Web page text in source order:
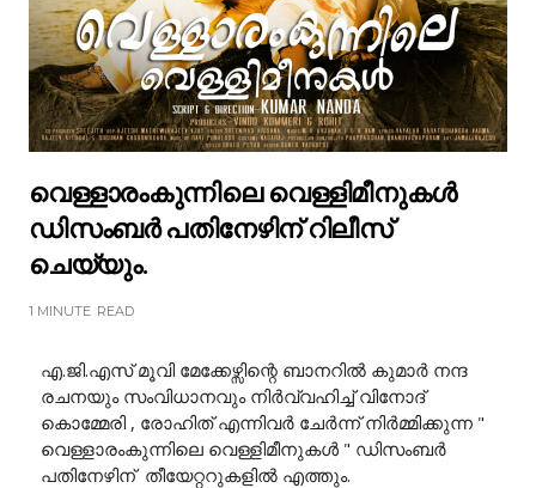
വെള്ളാരംകുന്നിലെ വെള്ളിമീനുകൾ
ഡിസംബർ പതിനേഴിന് റിലീസ്
ചെയ്യും.
1 MINUTE READ
എ.ജി.എസ് മൂവി മേക്കേഴ്സിന്റെ ബാനറിൽ കുമാർ നന്ദ
രചനയും സംവിധാനവും നിർവ്വഹിച്ച്‌ വിനോദ്
കൊമ്മേരി , രോഹിത് എന്നിവർ ചേർന്ന് നിർമ്മിക്കുന്ന "
വെള്ളാരംകുന്നിലെ വെള്ളിമീനുകൾ " ഡിസംബർ
പതിനേഴിന് തീയേറ്ററുകളിൽ എത്തും.